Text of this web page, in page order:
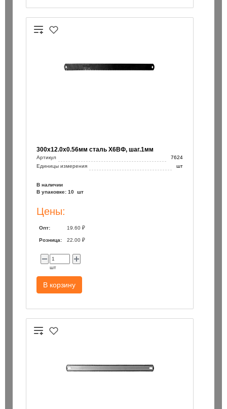
300х12.0х0.56мм сталь Х6ВФ, шаг.1мм
Артикул
7624
Единицы измерения
шт
В наличии
В упаковке: 10 шт
Цены:
Опт: 19.60 ₽
Розница: 22.00 ₽
шт
В корзину